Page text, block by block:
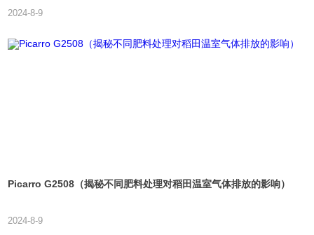
2024-8-9
Picarro G2508（揭秘不同肥料处理对稻田温室气体排放的影响）
2024-8-9